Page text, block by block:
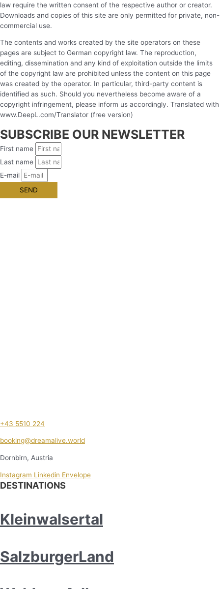
law require the written consent of the respective author or creator.
Downloads and copies of this site are only permitted for private, non-
commercial use.
The contents and works created by the site operators on these
pages are subject to German copyright law. The reproduction,
editing, dissemination and any kind of exploitation outside the limits
of the copyright law are prohibited unless the content on this page
was created by the operator. In particular, third-party content is
identified as such. Should you nevertheless become aware of a
copyright infringement, please inform us accordingly. Translated with
www.DeepL.com/Translator (free version)
SUBSCRIBE OUR NEWSLETTER
First name
Last name
E-mail
SEND
+43 5510 224
booking@dreamalive.world
Dornbirn, Austria
Instagram Linkedin Envelope
DESTINATIONS
Kleinwalsertal
SalzburgerLand